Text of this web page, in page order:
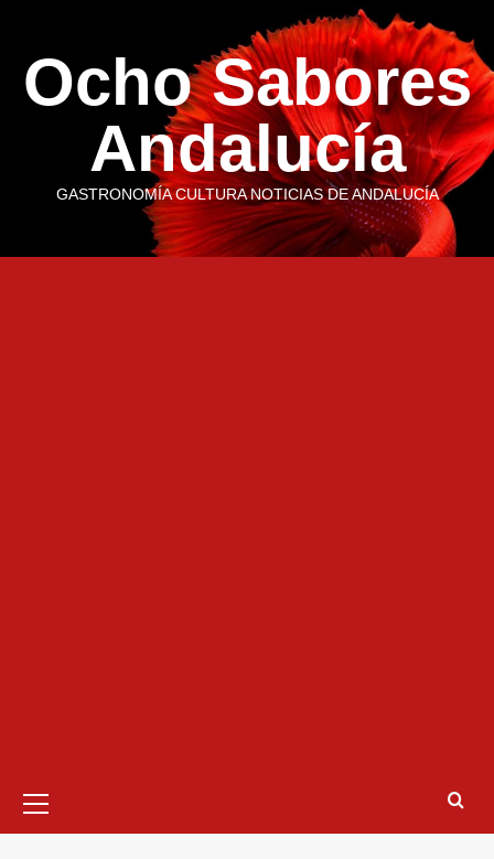
contenido
Ocho Sabores
Andalucía
GASTRONOMÍA CULTURA NOTICIAS DE ANDALUCÍA
primario